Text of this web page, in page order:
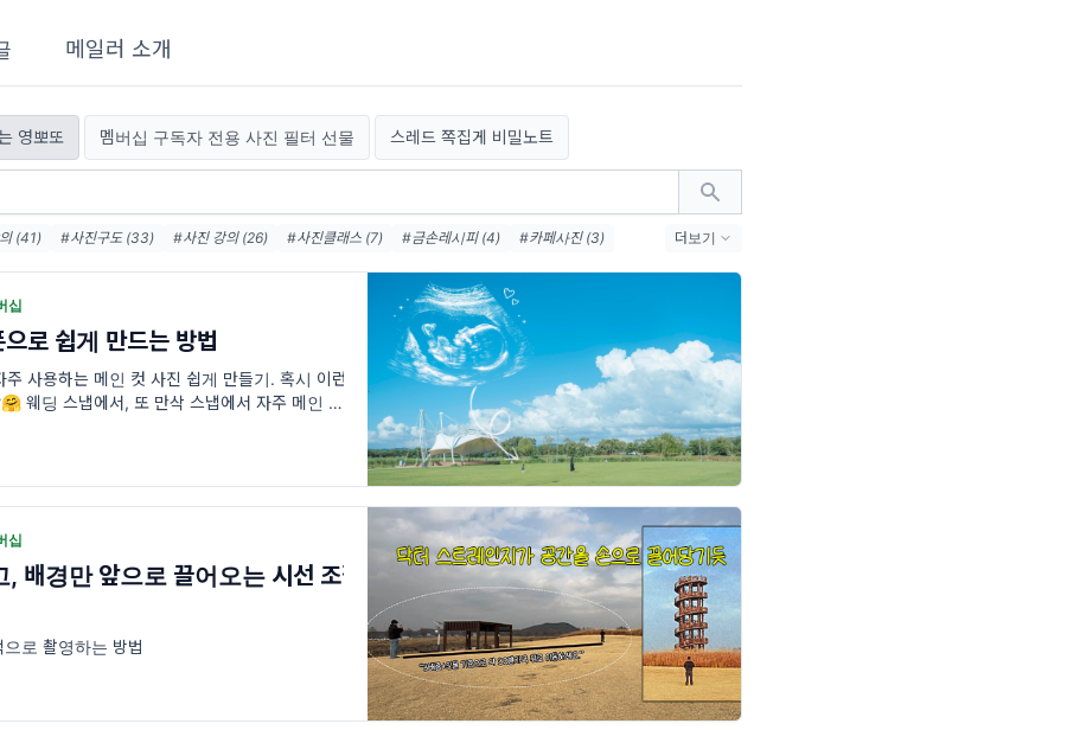
메일러 소개
영뽀또 멤버십 구독자 전용 사진 필터 선물 스레드 쪽집게 비밀노트
(41) #사진구도 (33) #사진 강의 (26) #사진클래스 (7) #금손레시피 (4)
#카페사진 (3)
더보기
십
로 쉽게 만드는 방법
사용하는 메인 컷 사진 쉽게 만들기. 혹시 이런
웨딩 스냅에서, 또 만삭 스냅에서 자주 메인 컷
십
, 배경만 앞으로 끌어오는 시선 조절
로 촬영하는 방법